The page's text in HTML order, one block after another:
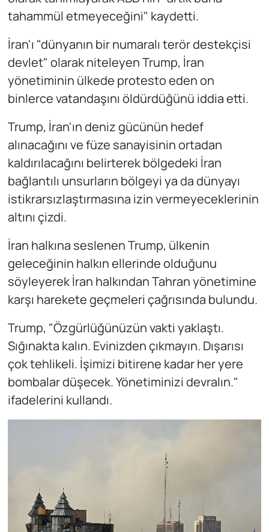
tahammül etmeyeceğini" kaydetti.
İran'ı "dünyanın bir numaralı terör destekçisi
devlet" olarak niteleyen Trump, İran
yönetiminin ülkede protesto eden on
binlerce vatandaşını öldürdüğünü iddia etti.
Trump, İran'ın deniz gücünün hedef
alınacağını ve füze sanayisinin ortadan
kaldırılacağını belirterek bölgedeki İran
bağlantılı unsurların bölgeyi ya da dünyayı
istikrarsızlaştırmasına izin vermeyeceklerinin
altını çizdi.
İran halkına seslenen Trump, ülkenin
geleceğinin halkın ellerinde olduğunu
söyleyerek İran halkından Tahran yönetimine
karşı harekete geçmeleri çağrısında bulundu.
Trump, "Özgürlüğünüzün vakti yaklaştı.
Sığınakta kalın. Evinizden çıkmayın. Dışarısı
çok tehlikeli. İşimizi bitirene kadar her yere
bombalar düşecek. Yönetiminizi devralın."
ifadelerini kullandı.